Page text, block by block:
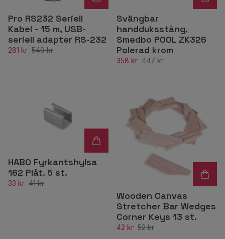
Pro RS232 Seriell
Kabel - 15 m, USB-
seriell adapter RS-232
281 kr 549 kr
Svängbar
handduksstång,
Smedbo POOL ZK326
Polerad krom
358 kr 447 kr
HABO Fyrkantshylsa
162 Plåt. 5 st.
33 kr 41 kr
Wooden Canvas
Stretcher Bar Wedges
Corner Keys 13 st.
42 kr 52 kr